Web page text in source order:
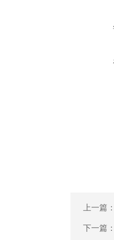
上一篇
下一篇